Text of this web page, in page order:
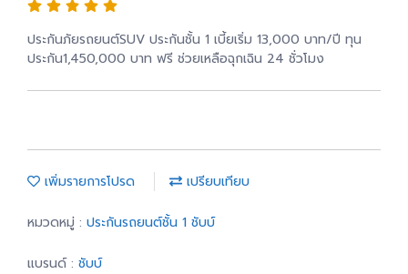
ประกันภัยรถยนต์SUV ประกันชั้น 1 เบี้ยเริ่ม 13,000 บาท/ปี ทุน
ประกัน1,450,000 บาท ฟรี ช่วยเหลือฉุกเฉิน 24 ชั่วโมง
เพิ่มรายการโปรด เปรียบเทียบ
หมวดหมู่ : ประกันรถยนต์ชั้น 1 ชับบ์
แบรนด์ : ชับบ์